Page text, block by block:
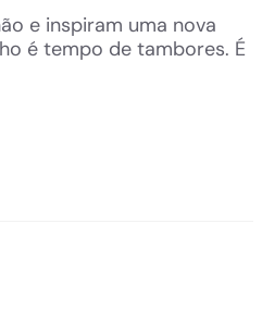
e inspiram uma nova
é tempo de tambores. É